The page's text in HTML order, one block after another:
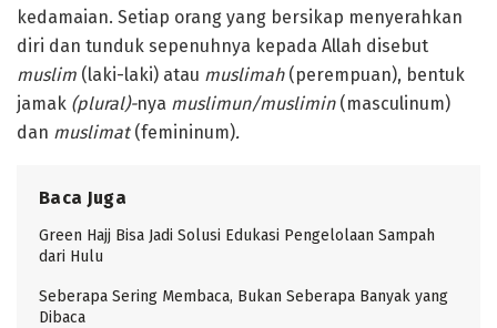
kedamaian. Setiap orang yang bersikap menyerahkan
diri dan tunduk sepenuhnya kepada Allah disebut
muslim (laki-laki) atau muslimah (perempuan), bentuk
jamak (plural)-nya muslimun/muslimin(masculinum)
dan muslimat (femininum).
Baca Juga
Green Hajj Bisa Jadi Solusi Edukasi Pengelolaan Sampah
dari Hulu
Seberapa Sering Membaca, Bukan Seberapa Banyak yang
Dibaca